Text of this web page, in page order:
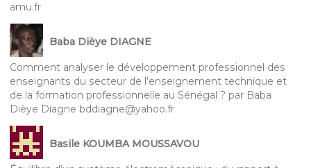
amu.fr
Baba Dièye DIAGNE
Comment analyser le développement professionnel des
enseignants du secteur de l’enseignement technique et
de la formation professionnelle au Sénégal ? par Baba
Dièye Diagne bddiagne@yahoo.fr
Basile KOUMBA MOUSSAVOU